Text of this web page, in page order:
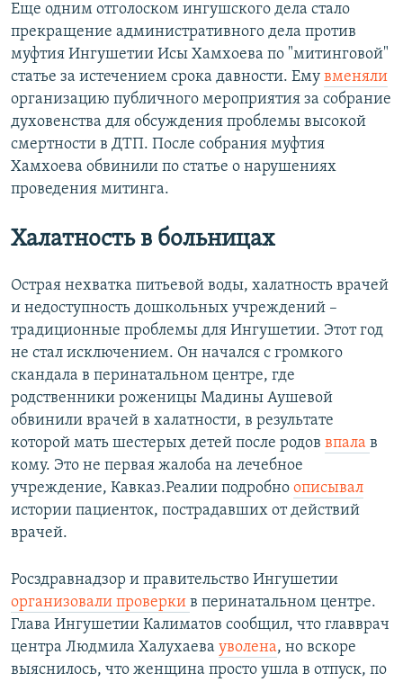
Еще одним отголоском ингушского дела стало
прекращение административного дела против
муфтия Ингушетии Исы Хамхоева по "митинговой"
статье за истечением срока давности. Ему вменяли
организацию публичного мероприятия за собрание
духовенства для обсуждения проблемы высокой
смертности в ДТП. После собрания муфтия
Хамхоева обвинили по статье о нарушениях
проведения митинга.
Халатность в больницах
Острая нехватка питьевой воды, халатность врачей
и недоступность дошкольных учреждений –
традиционные проблемы для Ингушетии. Этот год
не стал исключением. Он начался с громкого
скандала в перинатальном центре, где
родственники роженицы Мадины Аушевой
обвинили врачей в халатности, в результате
которой мать шестерых детей после родов впала в
кому. Это не первая жалоба на лечебное
учреждение, Кавказ.Реалии подробно описывал
истории пациенток, пострадавших от действий
врачей.
Росздравнадзор и правительство Ингушетии
организовали проверки в перинатальном центре.
Глава Ингушетии Калиматов сообщил, что главврач
центра Людмила Халухаева уволена, но вскоре
выяснилось, что женщина просто ушла в отпуск, по